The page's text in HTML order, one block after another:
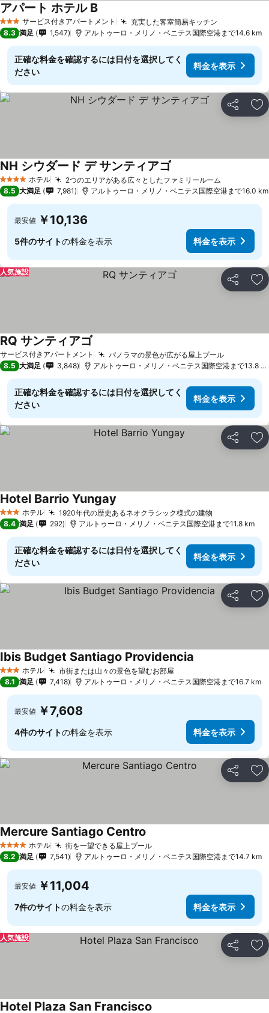
3 ホテルのランク
サービス付きアパートメント 充実した客室簡易キッチン
アパート ホテル B料金を表示
8.3 満足 1,547 アルトゥーロ・メリノ・ベニテス国際空港まで14.6 km
正確な料金を確認するには日付を選択してく
ださい
料金を表示
シェア お
4 ホテルのランク
ホテル 2つのエリアがある広々としたファミリールーム
NH シウダード デ サンティアゴ
8.5 大満足 7,981 アルトゥーロ・メリノ・ベニテス国際空港まで16.0 km
最安値 ￥10,136
5件のサイトの料金を表示 料金を表示
シェア お
人気施設
サービス付きアパートメント パノラマの景色が広がる屋上プール料金を表
RQ サンティアゴ
8.5 大満足 3,848 アルトゥーロ・メリノ・ベニテス国際空港まで13.8
正確な料金を確認するには日付を選択してく
ださい
料金を表示
シェア お
3 ホテルのランク
ホテル 1920年代の歴史あるネオクラシック様式の建物
Hotel Barrio Yungay
8.4 満足 292 アルトゥーロ・メリノ・ベニテス国際空港まで11.8 km
正確な料金を確認するには日付を選択してく
ださい
料金を表示
シェア お
3 ホテルのランク
ホテル 市街または山々の景色を望むお部屋料金を表示
Ibis Budget Santiago Providencia
8.1 満足 7,418 アルトゥーロ・メリノ・ベニテス国際空港まで16.7 km
最安値 ￥7,608
4件のサイトの料金を表示 料金を表示
シェア お
4 ホテルのランク
ホテル 街を一望できる屋上プール料金を表示
Mercure Santiago Centro
8.2 満足 7,541 アルトゥーロ・メリノ・ベニテス国際空港まで14.7 km
最安値 ￥11,004
7件のサイトの料金を表示 料金を表示
シェア お
人気施設
Hotel Plaza San Francisco